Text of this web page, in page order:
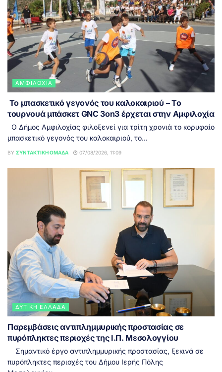
ΑΜΦΙΛΟΧΊΑ
Το μπασκετικό γεγονός του καλοκαιριού – Το
τουρνουά μπάσκετ GNC 3on3 έρχεται στην Αμφιλοχία
Ο Δήμος Αμφιλοχίας φιλοξενεί για τρίτη χρονιά το κορυφαίο
μπασκετικό γεγονός του καλοκαιριού, το...
BY ΣΥΝΤΑΚΤΙΚΉ ΟΜΆΔΑ 07/08/2026, 11:09
ΔΥΤΙΚΉ ΕΛΛΆΔΑ
Παρεμβάσεις αντιπλημμυρικής προστασίας σε
πυρόπληκτες περιοχές της Ι.Π. Μεσολογγίου
Σημαντικό έργο αντιπλημμυρικής προστασίας, ξεκινά σε
πυρόπληκτες περιοχές του Δήμου Ιερής Πόλης